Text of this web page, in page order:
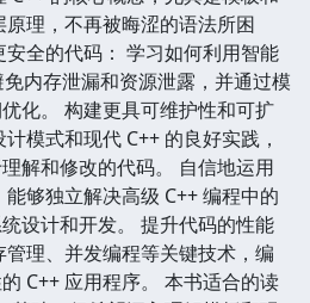
原理，不再被晦涩的语法所困
全的代码： 学习如何利用智能
内存泄漏和资源泄露，并通过模
化。 构建更具可维护性和可扩
模式和现代 C++ 的良好实践，
解和修改的代码。 自信地运用
够独立解决高级 C++ 编程中的
设计和开发。 提升代码的性能
理、并发编程等关键技术，编
C++ 应用程序。 本书适合的读